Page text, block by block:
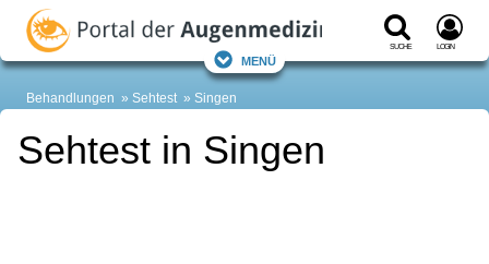
Suche Login
Menü
Behandlungen Sehtest Singen
Sehtest in Singen